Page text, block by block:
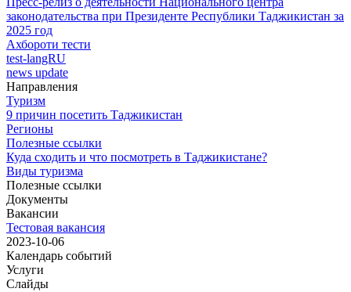
законодательства при Президенте Республики Таджикистан за
2025 год
Ахбороти тести
test-langRU
news update
Направления
Туризм
9 причин посетить Таджикистан
Регионы
Полезные ссылки
Куда сходить и что посмотреть в Таджикистане?
Виды туризма
Полезные ссылки
Документы
Вакансии
Тестовая вакансия
2023-10-06
Календарь событий
Услуги
Слайды